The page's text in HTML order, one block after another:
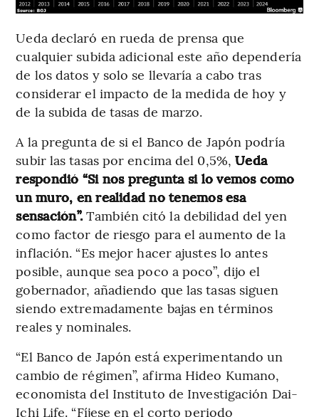
Ueda declaró en rueda de prensa que
cualquier subida adicional este año dependería
de los datos y solo se llevaría a cabo tras
considerar el impacto de la medida de hoy y
de la subida de tasas de marzo.
A la pregunta de si el Banco de Japón podría
subir las tasas por encima del 0,5%,Ueda
respondió “Si nos pregunta si lo vemos como
un muro, en realidad no tenemos esa
sensación”. También citó la debilidad del yen
como factor de riesgo para el aumento de la
inflación. “Es mejor hacer ajustes lo antes
posible, aunque sea poco a poco”, dijo el
gobernador, añadiendo que las tasas siguen
siendo extremadamente bajas en términos
reales y nominales.
“El Banco de Japón está experimentando un
cambio de régimen”, afirma Hideo Kumano,
economista del Instituto de Investigación Dai-
Ichi Life. “Fíjese en el corto periodo